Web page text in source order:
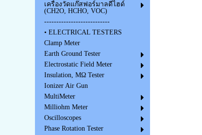
เครื่องวัดแก๊สฟอร์มาลดีไฮด์
(CH2O, HCHO, VOC)
---------------------------
• ELECTRICAL TESTERS
Clamp Meter
Earth Ground Tester
Electrostatic Field Meter
Insulation, MΩ Tester
Ionizer Air Gun
MultiMeter
Milliohm Meter
Oscilloscopes
Phase Rotation Tester